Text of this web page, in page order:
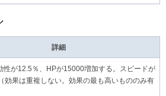
詳細
性が12.5％、HPが15000増加する。スピードが
効果は重複しない。効果の最も高いもののみ有